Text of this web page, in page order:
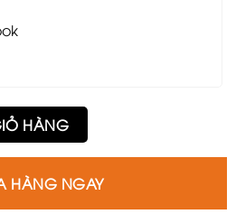
số lượng
HÀNG
HÀNG NGAY